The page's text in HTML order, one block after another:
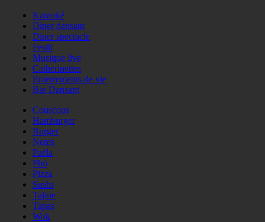
Karaoké
Diner dansant
Diner spectacle
Festif
Musique live
Catherinettes
Enterrements de vie
Bar Dansant
Couscous
Hamburger
Burger
Nems
Paëla
Phö
Pizza
Sushi
Tajine
Tapas
Wok